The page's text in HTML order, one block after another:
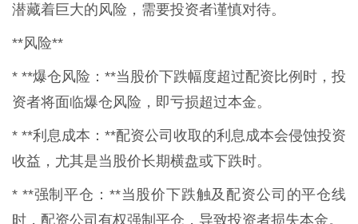
潜藏着巨大的风险，需要投资者谨慎对待。
**风险**
* **爆仓风险：**当股价下跌幅度超过配资比例时，投
资者将面临爆仓风险，即亏损超过本金。
* **利息成本：**配资公司收取的利息成本会侵蚀投资
收益，尤其是当股价长期横盘或下跌时。
* **强制平仓：**当股价下跌触及配资公司的平仓线
时，配资公司有权强制平仓，导致投资者损失本金。